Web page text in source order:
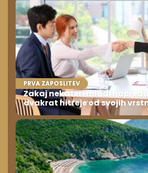
PRVA ZAPOSLITEV
Zakaj nekateri mladi
dvakrat hitreje od svojih